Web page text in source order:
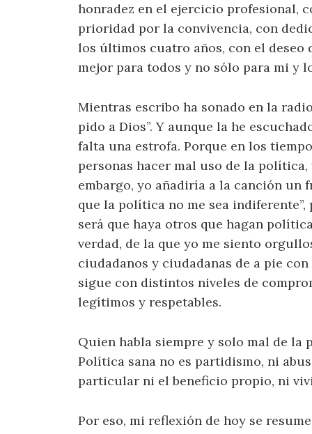
honradez en el ejercicio profesional,
prioridad por la convivencia, con
los últimos cuatro años, con el
mejor para todos y no sólo para mi y
Mientras escribo ha sonado en la
pido a Dios”. Y aunque la he
falta una estrofa. Porque en los
personas hacer mal uso de la
embargo, yo añadiría a la canción un
que la política no me sea
será que haya otros que hagan
verdad, de la que yo me siento
ciudadanos y ciudadanas de a pie
sigue con distintos niveles de
legítimos y respetables.
Quien habla siempre y solo mal de
Política sana no es partidismo, ni
particular ni el beneficio propio, ni
Por eso, mi reflexión de hoy se